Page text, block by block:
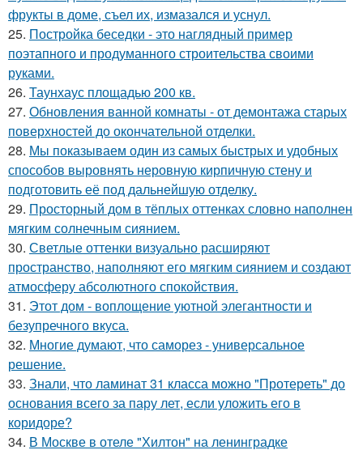
фрукты в доме, съел их, измазался и уснул.
25. Постройка беседки - это наглядный пример
поэтапного и продуманного строительства своими
руками.
26. Таунхаус площадью 200 кв.
27. Обновления ванной комнаты - от демонтажа старых
поверхностей до окончательной отделки.
28. Мы показываем один из самых быстрых и удобных
способов выровнять неровную кирпичную стену и
подготовить её под дальнейшую отделку.
29. Просторный дом в тёплых оттенках словно наполнен
мягким солнечным сиянием.
30. Светлые оттенки визуально расширяют
пространство, наполняют его мягким сиянием и создают
атмосферу абсолютного спокойствия.
31. Этот дом - воплощение уютной элегантности и
безупречного вкуса.
32. Многие думают, что саморез - универсальное
решение.
33. Знали, что ламинат 31 класса можно "Протереть" до
основания всего за пару лет, если уложить его в
коридоре?
34. В Москве в отеле "Хилтон" на ленинградке